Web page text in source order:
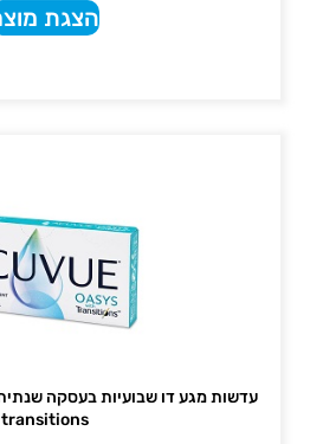
הצגת
transitions